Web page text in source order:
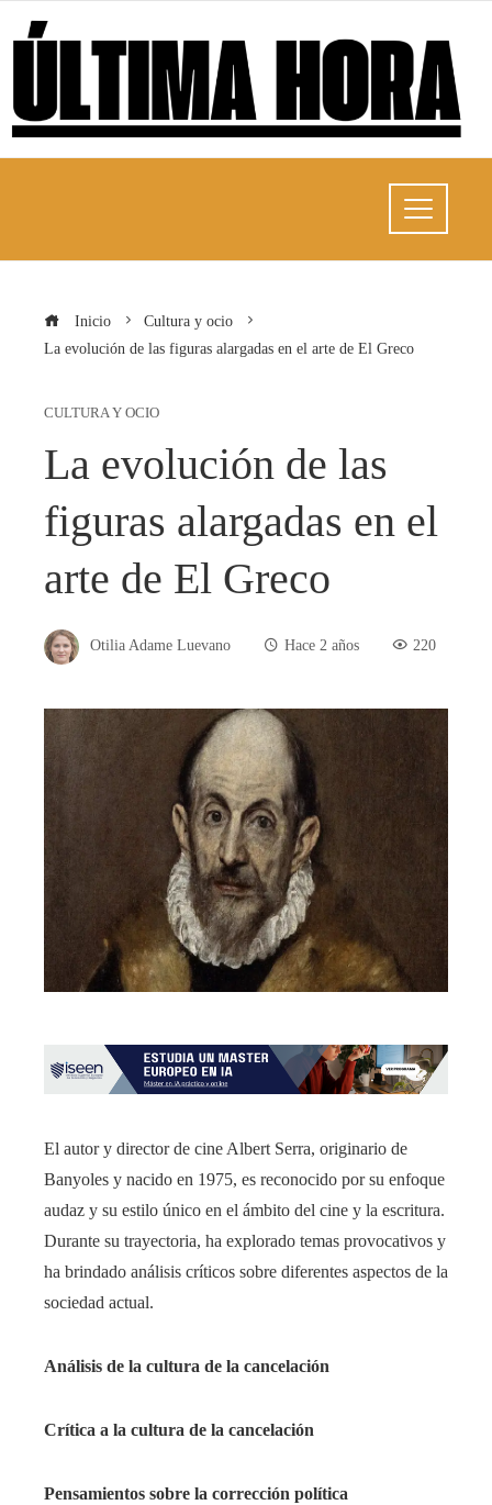
Inicio
Cultura y ocio
La evolución de las figuras alargadas en el arte de El Greco
CULTURA Y OCIO
La evolución de las
figuras alargadas en el
arte de El Greco
Otilia Adame Luevano Hace 2 años 220
El autor y director de cine Albert Serra, originario de
Banyoles y nacido en 1975, es reconocido por su enfoque
audaz y su estilo único en el ámbito del cine y la escritura.
Durante su trayectoria, ha explorado temas provocativos y
ha brindado análisis críticos sobre diferentes aspectos de la
sociedad actual.
Análisis de la cultura de la cancelación
Crítica a la cultura de la cancelación
Pensamientos sobre la corrección política